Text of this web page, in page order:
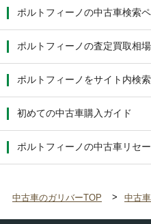
ポルトフィーノの中古車検索
ポルトフィーノの査定買取相
ポルトフィーノをサイト内検
初めての中古車購入ガイド
ポルトフィーノの中古車リセ
中古車のガリバーTOP 中古